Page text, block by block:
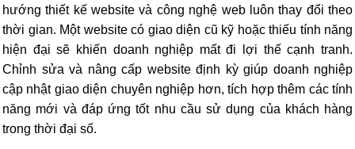
hướng thiết kế website và công nghệ web luôn thay đổi theo
thời gian. Một website có giao diện cũ kỹ hoặc thiếu tính năng
hiện đại sẽ khiến doanh nghiệp mất đi lợi thế cạnh tranh.
Chỉnh sửa và nâng cấp website định kỳ giúp doanh nghiệp
cập nhật giao diện chuyên nghiệp hơn, tích hợp thêm các tính
năng mới và đáp ứng tốt nhu cầu sử dụng của khách hàng
trong thời đại số.